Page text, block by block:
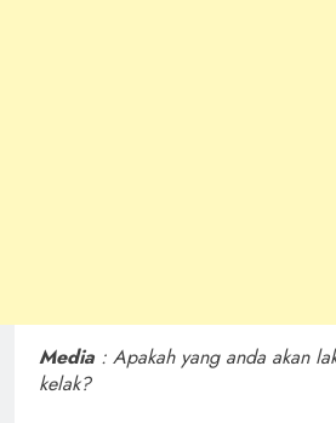
Media : Apakah yang anda akan
kelak?